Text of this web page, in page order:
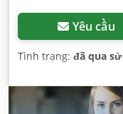
Yêu cầu
Tình trạng: đã qua